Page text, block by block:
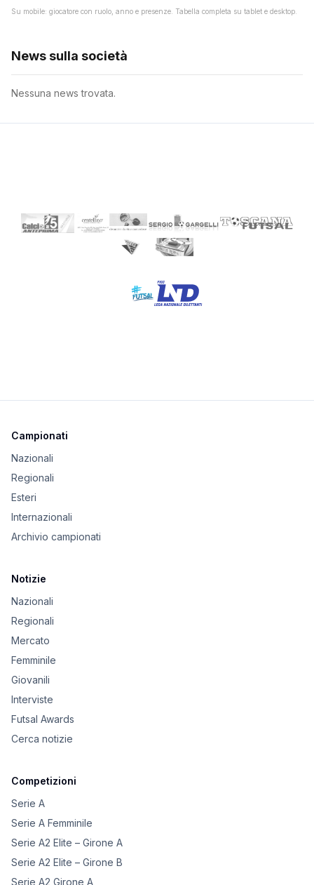
Su mobile: giocatore con ruolo, anno e presenze. Tabella completa su tablet e desktop.
News sulla società
Nessuna news trovata.
Campionati
Nazionali
Regionali
Esteri
Internazionali
Archivio campionati
Notizie
Nazionali
Regionali
Mercato
Femminile
Giovanili
Interviste
Futsal Awards
Cerca notizie
Competizioni
Serie A
Serie A Femminile
Serie A2 Elite – Girone A
Serie A2 Elite – Girone B
Serie A2 Girone A